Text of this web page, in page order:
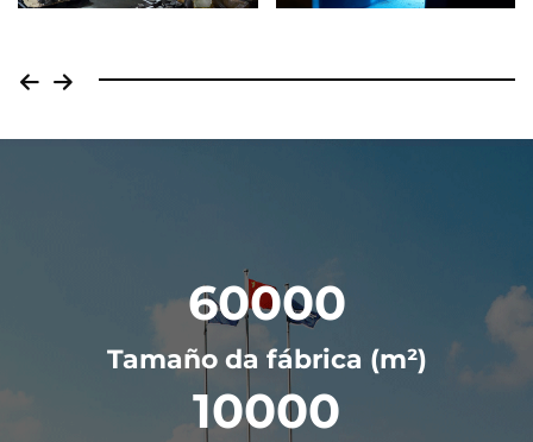
60000
Tamaño da fábrica (m²)
10000